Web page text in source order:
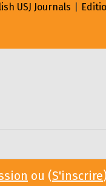
USJ Journals
ou (S'inscrire